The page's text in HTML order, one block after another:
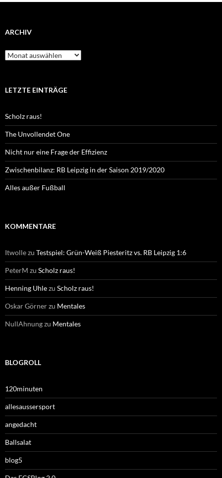
ARCHIV
Archiv
LETZTE EINTRÄGE
Scholz raus!
The Unvollendet One
Nicht nur eine Frage der Effizienz
Zwischenbilanz: RB Leipzig in der Saison 2019/2020
Alles außer Fußball
KOMMENTARE
Itwollezu Testspiel: Grün-Weiß Piesteritz vs. RB Leipzig 1:6
PeterM zu Scholz raus!
Henning Uhlezu Scholz raus!
Oskar Görnerzu Mentales
NullAhnungzu Mentales
BLOGROLL
120minuten
allesaussersport
angedacht
Ballsalat
blog5